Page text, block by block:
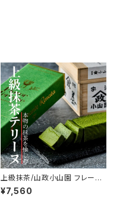
上級抹茶/山政小山園 フレーバ
ーテリーヌ
¥7,560